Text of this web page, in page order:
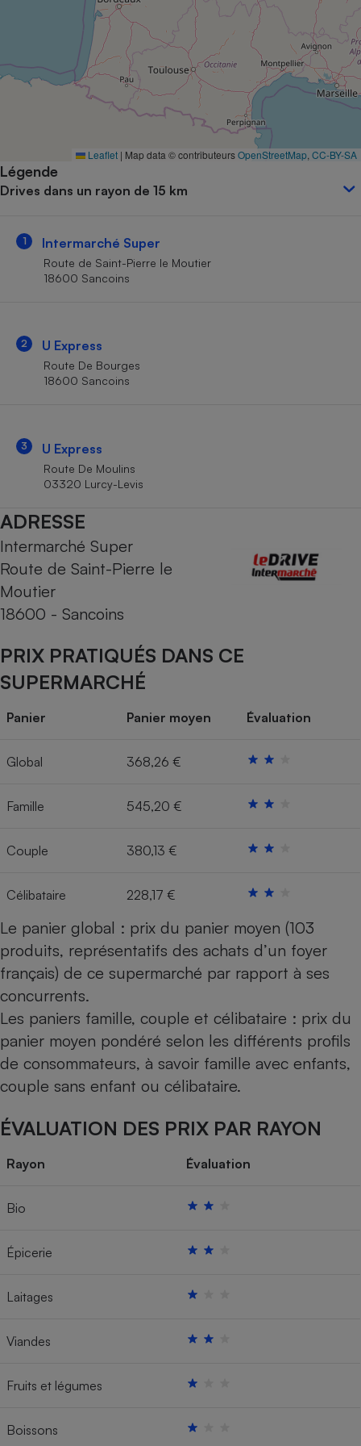
Leaflet | Map data © contributeursOpenStreetMap CC-BY-SA
Légende
Drives dans un rayon de 15 km
1 Intermarché Super
Route de Saint-Pierre le Moutier
18600 Sancoins
2 U Express
Route De Bourges
18600 Sancoins
3 U Express
Route De Moulins
03320 Lurcy-Levis
ADRESSE
Intermarché Super
Route de Saint-Pierre le
Moutier
18600 - Sancoins
PRIX PRATIQUÉS DANS CE
SUPERMARCHÉ
Panier Panier moyen Évaluation
Global 368,26 €
Famille 545,20 €
Couple 380,13 €
Célibataire 228,17 €
Le panier global : prix du panier moyen (103
produits, représentatifs des achats d’un foyer
français) de ce supermarché par rapport à ses
concurrents.
Les paniers famille, couple et célibataire : prix du
panier moyen pondéré selon les différents profils
de consommateurs, à savoir famille avec enfants,
couple sans enfant ou célibataire.
ÉVALUATION DES PRIX PAR RAYON
Rayon Évaluation
Bio
Épicerie
Laitages
Viandes
Fruits et légumes
Boissons
Complément
alimentaire
Assurance emprunteur
Banque
Petit électroménager -
Climatiseur -
Matelas
Mutuelle